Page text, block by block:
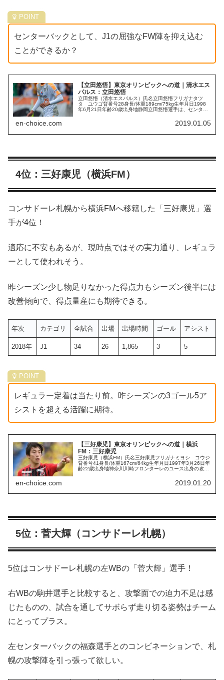
センターバックとして、J1の屈強なFW陣を抑え込む
ことができるか？
【立田悠悟】東京オリンピックへの道｜清水エス
パルス：立田悠悟
立田悠悟（清水エスパルス）氏名立田悠悟フリガナタツ
タ ユウゴ背番号28身長/体重189cm/75kg生年月日1998
年6月21日年齢20歳出身地静岡立田悠悟選手は、センター
en-choice.com 2019.01.05
4位：三好康児（横浜FM）
コンサドーレ札幌から横浜FMへ移籍した「三好康児」選
手が4位！
適応に不安もあるが、現時点ではその実力通り、レギュラ
ーとして使われそう。
昨シーズン少し物足りなかった得点力もシーズン後半には
改善傾向で、得点量産にも期待できる。
年次 カテゴリ 全試合 出場 出場時間 ゴール アシスト
2018年 J1 34 26 1,865 3 5
レギュラー定着は当たり前。昨シーズンの3ゴール5ア
シストを超える活躍に期待。
【三好康児】東京オリンピックへの道｜横浜
FM：三好康児
三好康児（横浜FM）氏名三好康児フリガナミヨシ コウジ
背番号41身長/体重167cm/64kg生年月日1997年3月26日年
齢22歳出身地神奈川川崎フロンターレのユース出身の攻撃
en-choice.com 2019.01.20
5位：菅大輝（コンサドーレ札幌）
5位はコンサドーレ札幌の左WBの「菅大輝」選手！
右WBの駒井選手と比較すると、攻撃面での迫力不足は感
じたものの、試合を通してサボらず走り切る姿勢はチーム
にとってプラス。
左センターバックの福森選手とのコンビネーションで、札
幌の攻撃陣を引っ張って欲しい。